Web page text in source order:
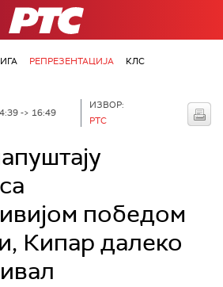
РТС
РЕПРЕЗЕНТАЦИЈА КЛС
-> 16:49
ИЗВОР:
РТС
победом
Кипар далеко